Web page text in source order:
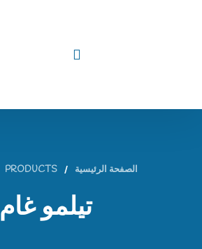
الصفحة الرئيسية /
PRODUCTS
تيلمو غام